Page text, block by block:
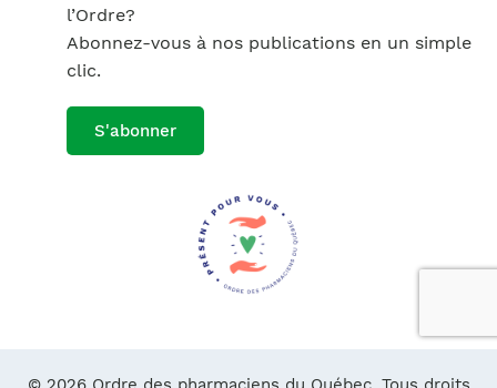
l’Ordre?
Abonnez-vous à nos publications en un simple
clic.
S'abonner